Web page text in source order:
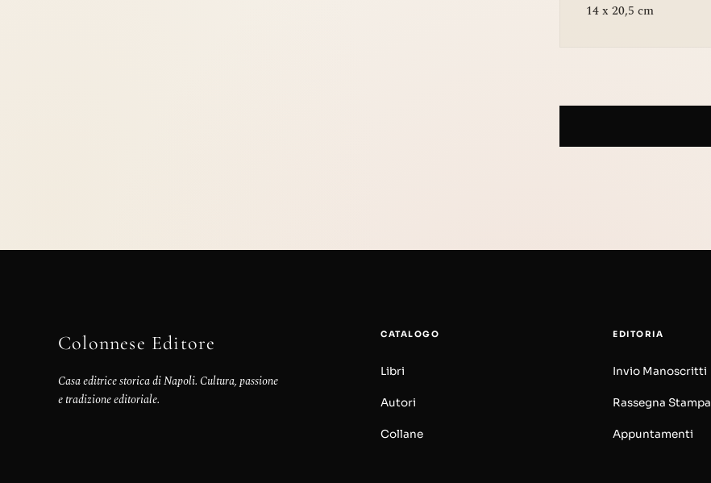
14 x 20,5 cm
Colonnese Editore
Casa editrice storica di Napoli. Cultura, passione
e tradizione editoriale.
CATALOGO
Libri
Autori
Collane
EDITORIA
Invio Manoscritti
Rassegna Stampa
Appuntamenti